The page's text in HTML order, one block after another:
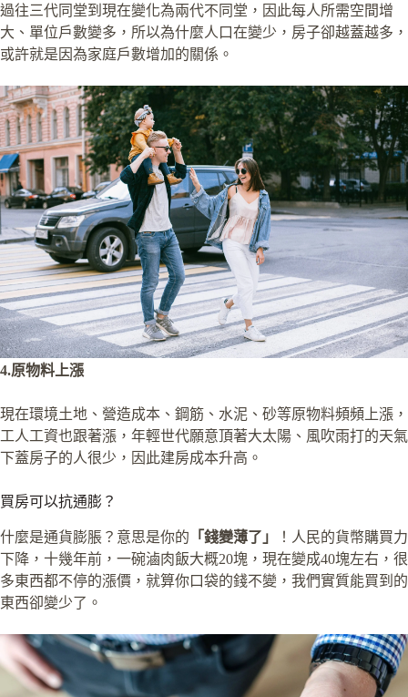
過往三代同堂到現在變化為兩代不同堂，因此每人所需空間增
大、單位戶數變多，所以為什麼人口在變少，房子卻越蓋越多，
或許就是因為家庭戶數增加的關係。
4.原物料上漲
現在環境土地、營造成本、鋼筋、水泥、砂等原物料頻頻上漲，
工人工資也跟著漲，年輕世代願意頂著大太陽、風吹雨打的天氣
下蓋房子的人很少，因此建房成本升高。
買房可以抗通膨？
什麼是通貨膨脹？意思是你的 「錢變薄了」
！人民的貨幣購買力
下降，十幾年前，一碗滷肉飯大概20塊，現在變成40塊左右，很
多東西都不停的漲價，就算你口袋的錢不變，我們實質能買到的
東西卻變少了。